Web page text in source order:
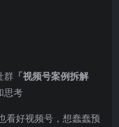
群 「视频号案例拆解
思考
看好视频号，想蠢蠢预